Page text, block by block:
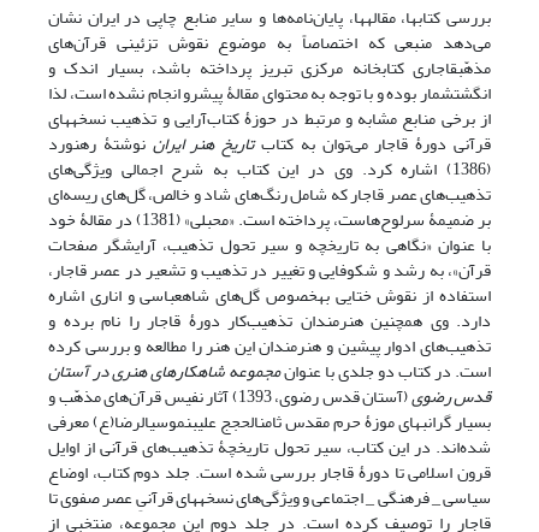
بررسی کتاب‎ها، مقاله‎ها، پایان‌نامه‌ها و سایر منابع چاپی در ایران نشان
می‌دهد منبعی که اختصاصاً به موضوع نقوش تزئینی قرآن‌های
مذهّبقاجاری کتابخانه مرکزی تبریز پرداخته باشد، بسیار اندک و
انگشت‎شمار بوده و با توجه به محتوای مقالۀ پیش‎رو انجام نشده است، لذا
از برخی منابع مشابه و مرتبط در حوزۀ کتاب‌آرایی و تذهیب نسخه‎های
قرآنی دورۀ قاجار می‌توان به کتابتاریخ هنر ایران نوشتۀ رهنورد
(1386) اشاره کرد. وی در این کتاب به شرح اجمالی ویژگی‌های
تذهیب‌های عصر قاجار که شامل رنگ‌های شاد و خالص، گل‌های ریسه‌ای
بر ضمیمۀ سرلوح‌هاست، پرداخته است. «محبلی» (1381) در مقالۀ خود
با عنوان «نگاهی به تاریخچه و سیر تحول تذهیب، آرایشگر صفحات
قرآن»، به رشد و شکوفایی و تغییر در تذهیب و تشعیر در عصر قاجار،
استفاده از نقوش ختایی به‎خصوص گل‌های شاه‎عباسی و اناری اشاره
دارد. وی همچنین هنرمندان تذهیب‌کار دورۀ قاجار را نام برده و
تذهیب‌های ادوار پیشین و هنرمندان این هنر را مطالعه و بررسی کرده
است. در کتاب دو جلدی با عنوانمجموعه شاهکارهای هنری در آستان
قدس رضوی (آستان قدس رضوی، 1393) آثار نفیس قرآن‌های مذهّب و
بسیار گرانبهای موزۀ حرم مقدس ثامن‎الحجج علی‎بن‎موسی‎الرضا(ع) معرفی
شده‌اند. در این کتاب، سیر تحول تاریخچۀ تذهیب‌های قرآنی از اوایل
قرون اسلامی تا دورۀ قاجار بررسی شده است. جلد دوم کتاب، اوضاع
سیاسی _ فرهنگی _ اجتماعی و ویژگی‌های نسخه‎های قرآنیِ عصر صفوی تا
قاجار را توصیف کرده است. در جلد دوم این مجموعه، منتخبی از